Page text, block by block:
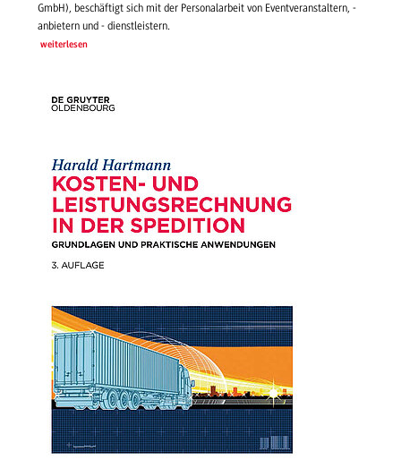
GmbH), beschäftigt sich mit der Personalarbeit von Eventveranstaltern, -
anbietern und - dienstleistern.
weiterlesen